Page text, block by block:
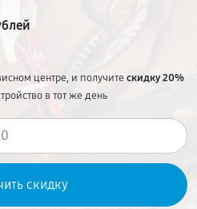
центре, и получитескидку 20%
в тот же день